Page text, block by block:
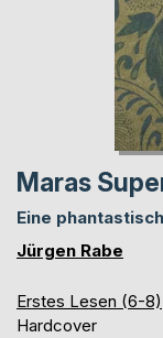
Maras
Eine
Jürgen Rabe
Erstes Lesen (6-8)
Hardcover